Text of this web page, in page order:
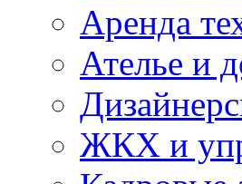
Аренда
Ателье и
ЖКХ и